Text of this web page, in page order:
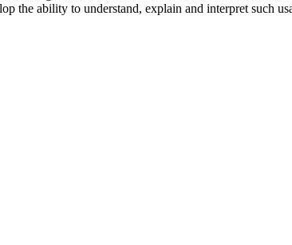
ability to understand, explain and interpret such